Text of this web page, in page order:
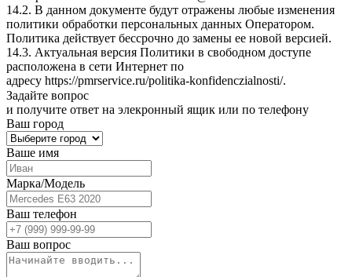
14.2. В данном документе будут отражены любые изменения
политики обработки персональных данных Оператором.
Политика действует бессрочно до замены ее новой версией.
14.3. Актуальная версия Политики в свободном доступе
расположена в сети Интернет по
адресу https://pmrservice.ru/politika-konfidenczialnosti/.
Задайте вопрос
и получите ответ на элекронный ящик или по телефону
Ваш город
Ваше имя
Марка/Модель
Ваш телефон
Ваш вопрос